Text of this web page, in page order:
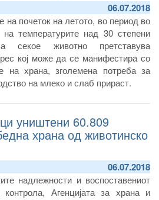
06.07.2018
на почеток на летото, во период во
на температурите над 30 степени
секое животно претставува
кој може да се манифестира со
на храна, зголемена потреба за
на млеко и слаб прираст.
уништени 60.809
храна од животинско
06.07.2018
надлежности и воспоставениот
Агенцијата за храна и